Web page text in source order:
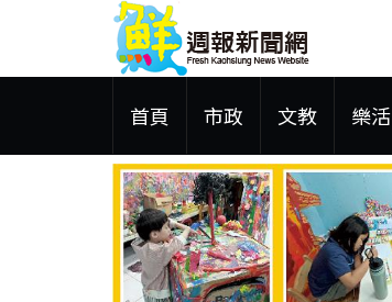
首頁 市政 文教 樂活